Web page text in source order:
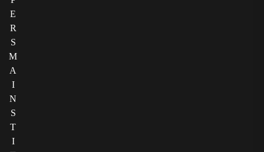
E
R
S
M
A
I
N
S
T
I